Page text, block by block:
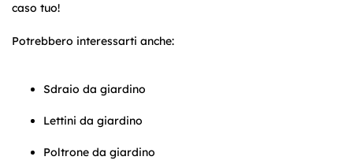
caso tuo!
Potrebbero interessarti anche:
Sdraio da giardino
Lettini da giardino
Poltrone da giardino